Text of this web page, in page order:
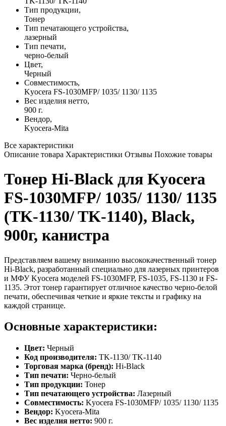
Тип продукции,
Тонер
Тип печатающего устройства,
лазерный
Тип печати,
черно-белый
Цвет,
Черный
Совместимость,
Kyocera FS-1030MFP/ 1035/ 1130/ 1135
Вес изделия нетто,
900 г.
Вендор,
Kyocera-Mita
Все характеристики
Описание товара Характеристики Отзывы Похожие товары
Тонер Hi-Black для Kyocera
FS-1030MFP/ 1035/ 1130/ 1135
(TK-1130/ TK-1140), Black,
900г, канистра
Представляем вашему вниманию высококачественный тонер
Hi-Black, разработанный специально для лазерных принтеров
и МФУ Kyocera моделей FS-1030MFP, FS-1035, FS-1130 и FS-
1135. Этот тонер гарантирует отличное качество черно-белой
печати, обеспечивая четкие и яркие тексты и графику на
каждой странице.
Основные характеристики:
Цвет: Черный
Код производителя: TK-1130/ TK-1140
Торговая марка (бренд): Hi-Black
Тип печати: Черно-белый
Тип продукции: Тонер
Тип печатающего устройства: Лазерный
Совместимость: Kyocera FS-1030MFP/ 1035/ 1130/ 1135
Вендор: Kyocera-Mita
Вес изделия нетто: 900 г.